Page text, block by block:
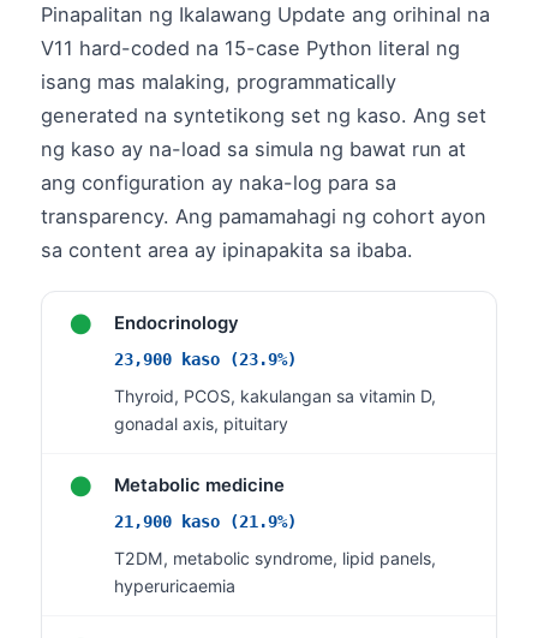
Pinapalitan ng Ikalawang Update ang orihinal na
V11 hard-coded na 15-case Python literal ng
isang mas malaking, programmatically
generated na syntetikong set ng kaso. Ang set
ng kaso ay na-load sa simula ng bawat run at
ang configuration ay naka-log para sa
transparency. Ang pamamahagi ng cohort ayon
sa content area ay ipinapakita sa ibaba.
● Endocrinology
23,900 kaso (23.9%)
Thyroid, PCOS, kakulangan sa vitamin D,
gonadal axis, pituitary
● Metabolic medicine
21,900 kaso (21.9%)
T2DM, metabolic syndrome, lipid panels,
hyperuricaemia
Nederlands
हिन्दी
Bahasa Indonesia
Svenska
Bosanski
Azərbaycan dili
Eesti
日本語
ქართული
Русский
Lietuvių kalba